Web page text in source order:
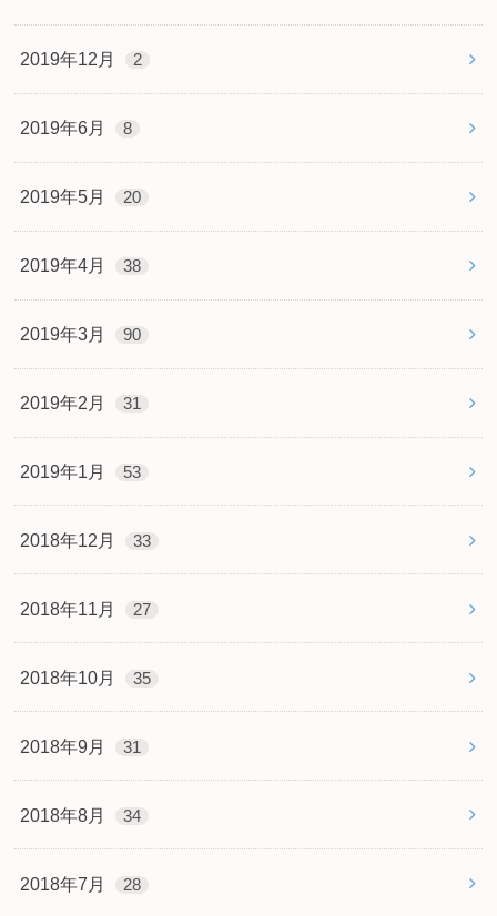
2019年12月 2
2019年6月 8
2019年5月 20
2019年4月 38
2019年3月 90
2019年2月 31
2019年1月 53
2018年12月 33
2018年11月 27
2018年10月 35
2018年9月 31
2018年8月 34
2018年7月 28